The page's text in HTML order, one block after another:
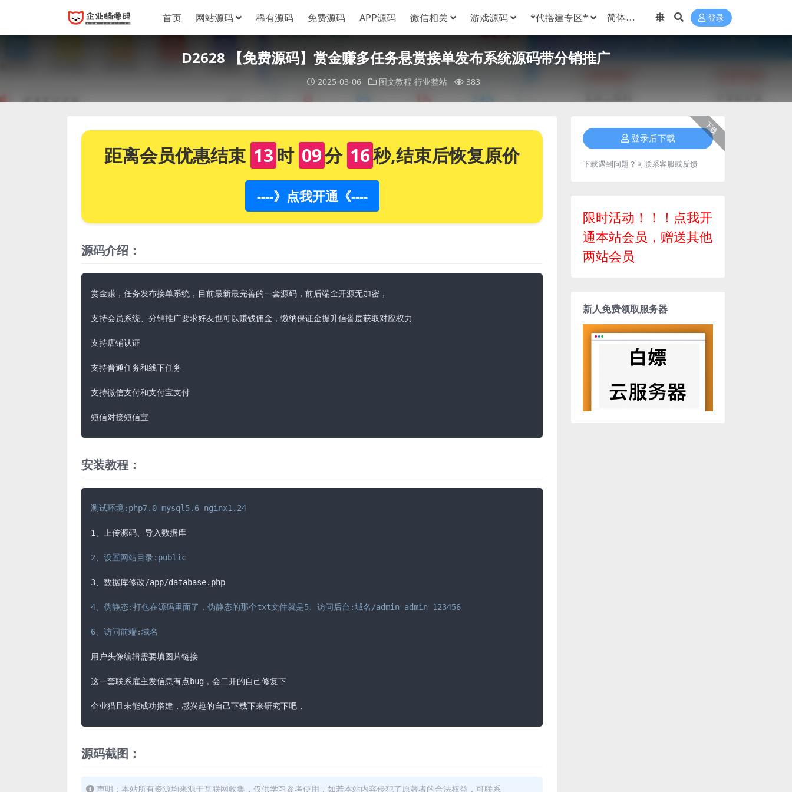
首页 网站源码 稀有源码 免费源码 APP源码 微信相关 游戏源码 *代搭建专区* 登录
D2628 【免费源码】赏金赚多任务悬赏接单发布系统源码带分销推广
2025-03-06 图文教程 行业整站 383
距离会员优惠结束 13时 09分 16秒,结束后恢复原价
----》点我开通《----
源码介绍：
赏金赚，任务发布接单系统，目前最新最完善的一套源码，前后端全开源无加密，
支持会员系统、分销推广要求好友也可以赚钱佣金，缴纳保证金提升信誉度获取对应权力
支持店铺认证
支持普通任务和线下任务
支持微信支付和支付宝支付
短信对接短信宝
安装教程：
测试环境:php7.0 mysql5.6 nginx1.24
1、上传源码、导入数据库
2、设置网站目录:public
3、数据库修改/app/database.php
4、伪静态:打包在源码里面了，伪静态的那个txt文件就是5、访问后台:域名/admin admin 123456
6、访问前端:域名
用户头像编辑需要填图片链接
这一套联系雇主发信息有点bug，会二开的自己修复下
企业猫且未能成功搭建，感兴趣的自己下载下来研究下吧，
源码截图：
声明：本站所有资源均来源于互联网收集，仅供学习参考使用，如若本站内容侵犯了原著者的合法权益，可联系
下载
登录后下载
下载遇到问题？可联系客服或反馈
限时活动！！！点我开
通本站会员，赠送其他
两站会员
新人免费领取服务器